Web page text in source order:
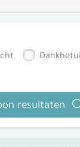
resultaten